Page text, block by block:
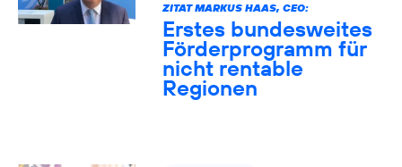
ZITAT MARKUS HAAS, CEO:
Erstes bundesweites
Förderprogramm für
nicht rentable
Regionen